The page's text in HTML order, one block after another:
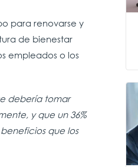
para renovarse y
de bienestar
empleados o los
debería tomar
y que un 36%
que los